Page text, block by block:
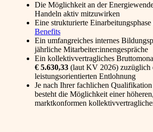
Die Möglichkeit an der
Handeln aktiv mitzuwirken
Eine strukturierte
Benefits
Ein umfangreiches internes
jährliche Mitarbeiter:innengespräche
Ein kollektivvertragliches
€ 5.630,33 (laut KV 2026) zuzüglich
leistungsorientierten Entlohnung
Je nach Ihrer fachlichen
besteht die Möglichkeit einer höheren,
marktkonformen